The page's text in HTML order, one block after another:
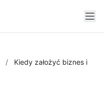
/
Kiedy założyć biznes i